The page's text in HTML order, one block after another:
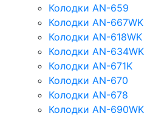
Колодки AN-659
Колодки AN-667WK
Колодки AN-618WK
Колодки AN-634WK
Колодки AN-671K
Колодки AN-670
Колодки AN-678
Колодки AN-690WK